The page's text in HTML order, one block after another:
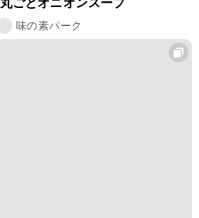
味の素パーク